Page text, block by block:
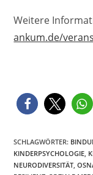
Weitere
ankum.de/
SCHLAGWÖRTER:
KINDERPSYCHOLOGIE
NEURODIVERSITÄT